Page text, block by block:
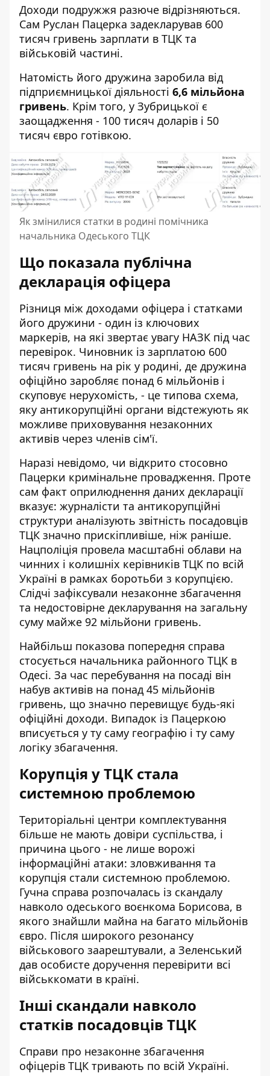
Доходи подружжя разюче відрізняються.
Сам Руслан Пацерка задекларував 600
тисяч гривень зарплати в ТЦК та
військовій частині.
Натомість його дружина заробила від
підприємницької діяльності 6,6 мільйона
гривень. Крім того, у Зубрицької є
заощадження - 100 тисяч доларів і 50
тисяч євро готівкою.
Як змінилися статки в родині помічника
начальника Одеського ТЦК
Що показала публічна
декларація офіцера
Різниця між доходами офіцера і статками
його дружини - один із ключових
маркерів, на які звертає увагу НАЗК під час
перевірок. Чиновник із зарплатою 600
тисяч гривень на рік у родині, де дружина
офіційно заробляє понад 6 мільйонів і
скуповує нерухомість, - це типова схема,
яку антикорупційні органи відстежують як
можливе приховування незаконних
активів через членів сім'ї.
Наразі невідомо, чи відкрито стосовно
Пацерки кримінальне провадження. Проте
сам факт оприлюднення даних декларації
вказує: журналісти та антикорупційні
структури аналізують звітність посадовців
ТЦК значно прискіпливіше, ніж раніше.
Нацполіція провела масштабні облави на
чинних і колишніх керівників ТЦК по всій
Україні в рамках боротьби з корупцією.
Слідчі зафіксували незаконне збагачення
та недостовірне декларування на загальну
суму майже 92 мільйони гривень.
Найбільш показова попередня справа
стосується начальника районного ТЦК в
Одесі. За час перебування на посаді він
набув активів на понад 45 мільйонів
гривень, що значно перевищує будь-які
офіційні доходи. Випадок із Пацеркою
вписується у ту саму географію і ту саму
логіку збагачення.
Корупція у ТЦК стала
системною проблемою
Територіальні центри комплектування
більше не мають довіри суспільства, і
причина цього - не лише ворожі
інформаційні атаки: зловживання та
корупція стали системною проблемою.
Гучна справа розпочалась із скандалу
навколо одеського воєнкома Борисова, в
якого знайшли майна на багато мільйонів
євро. Після широкого резонансу
військового заарештували, а Зеленський
дав особисте доручення перевірити всі
військкомати в країні.
Інші скандали навколо
статків посадовців ТЦК
Справи про незаконне збагачення
офіцерів ТЦК тривають по всій Україні.